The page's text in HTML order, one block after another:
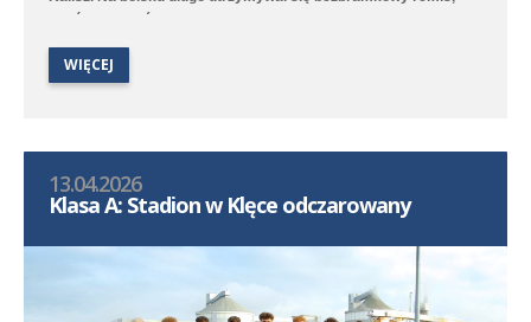
choć to Poloniści byli stroną dominującą. W 68. minucie
taktyczny przed polem karnym i przewaga Polonii jeszcze
wzrosła aż w 76. minucie gola na 1:0 strzelił Marcel Kliszkowiak.
średzka drużyna zdobyła gola na wagę trzech punktów, a po
dobrym dośrodkowaniu Franciszka Błaszyka wynik ustalił
WIĘCEJ
13.04.2026
Klasa A: Stadion w Klęce odczarowany